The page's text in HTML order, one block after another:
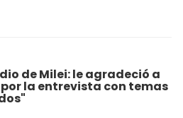
de Milei: le agradeció a
la entrevista con temas